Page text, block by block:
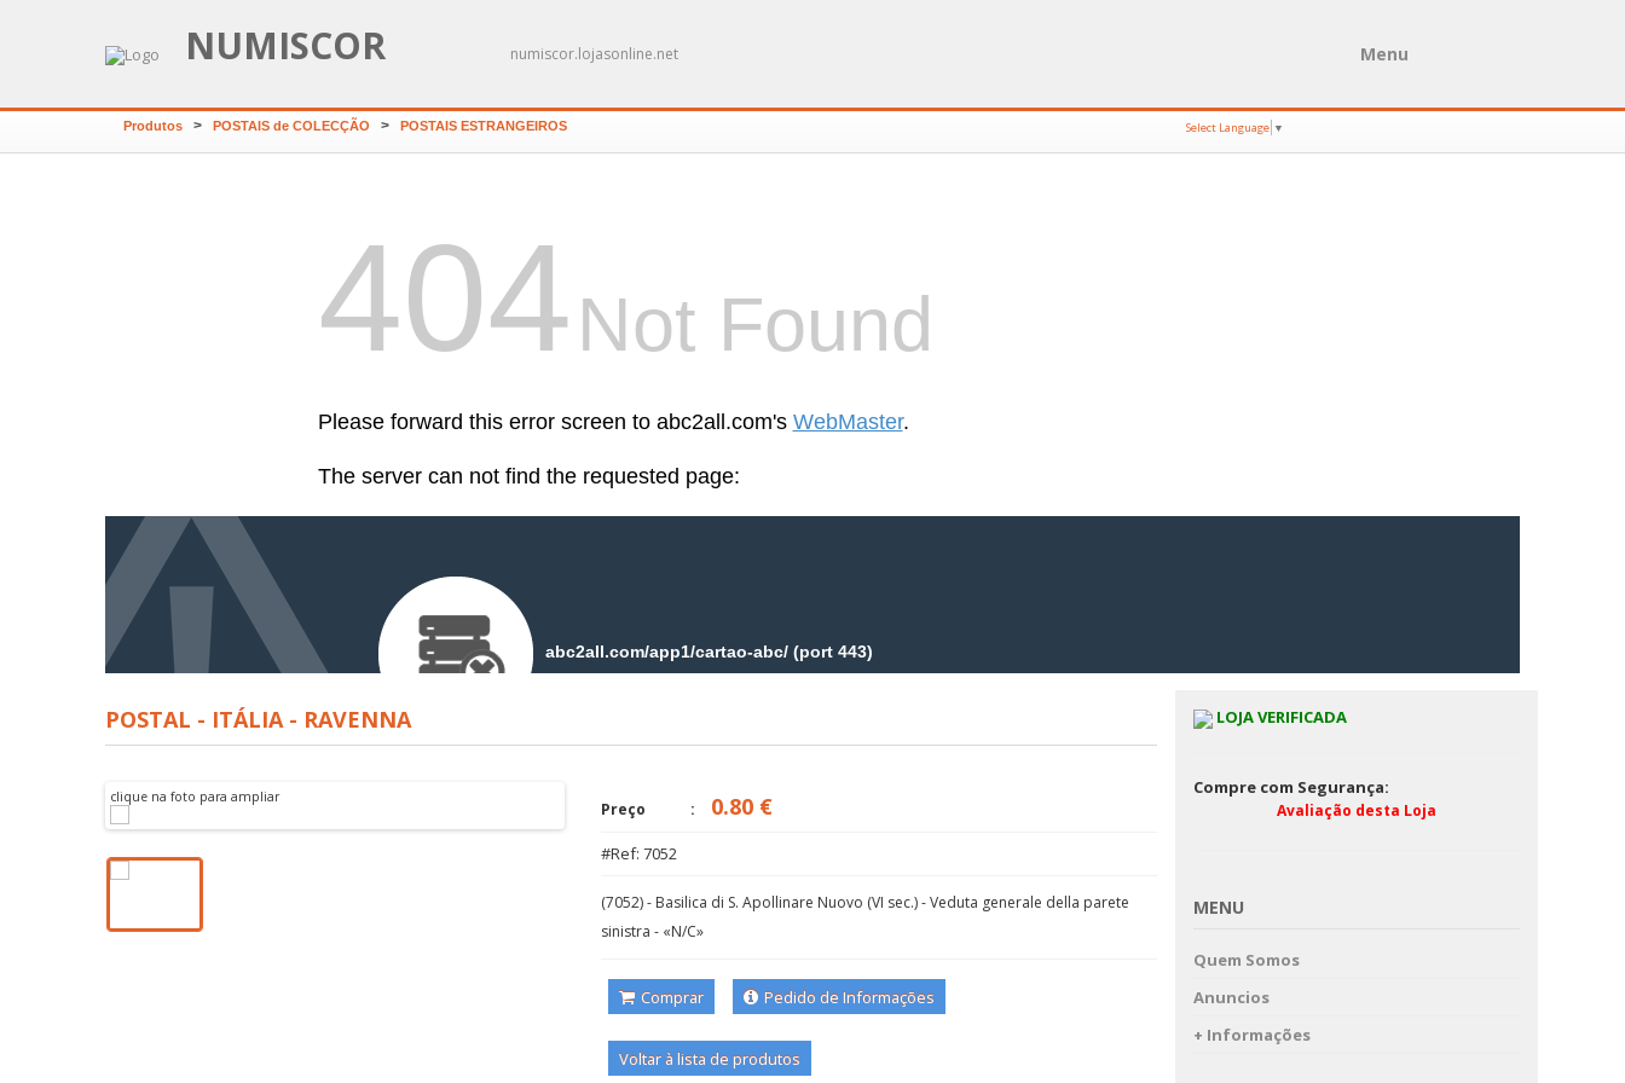
NUMISCOR numiscor.lojasonline.net Menu
Produtos > POSTAIS de COLECÇÃO > POSTAIS ESTRANGEIROS Select Language ▼
POSTAL - ITÁLIA - RAVENNA
clique na foto para ampliar
Preço 0.80 €
#Ref: 7052
(7052) - Basilica di S. Apollinare Nuovo (VI sec.) - Veduta generale della parete
sinistra - «N/C»
Comprar Pedido de Informações
Voltar à lista de produtos
LOJA VERIFICADA
Compre com Segurança:
Avaliação desta Loja
MENU
Quem Somos
Anuncios
+ Informações